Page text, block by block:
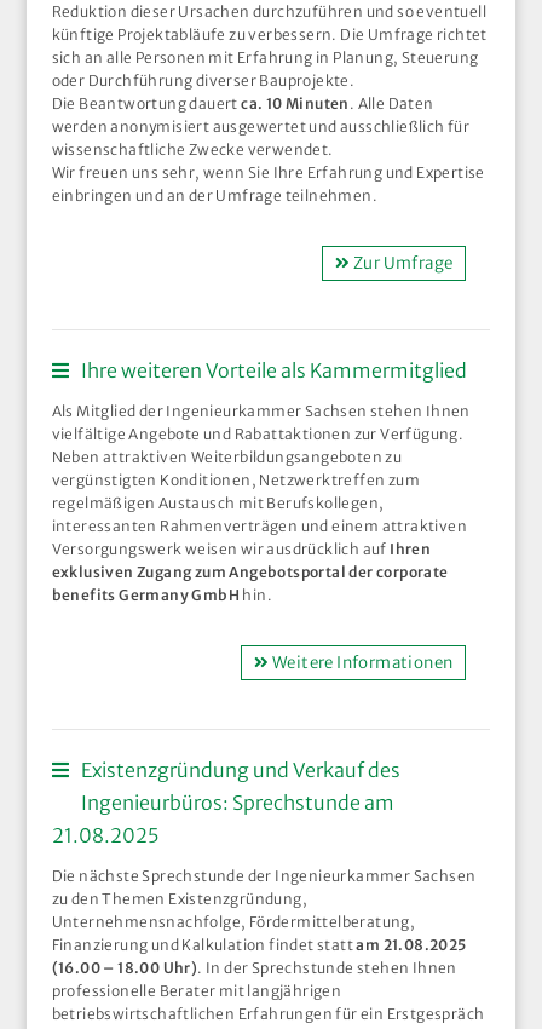
Reduktion dieser Ursachen durchzuführen und so eventuell
künftige Projektabläufe zu verbessern. Die Umfrage richtet
sich an alle Personen mit Erfahrung in Planung, Steuerung
oder Durchführung diverser Bauprojekte.
Die Beantwortung dauertca. 10 Minuten . Alle Daten
werden anonymisiert ausgewertet und ausschließlich für
wissenschaftliche Zwecke verwendet.
Wir freuen uns sehr, wenn Sie Ihre Erfahrung und Expertise
einbringen und an der Umfrage teilnehmen.
Zur Umfrage
Ihre weiteren Vorteile als Kammermitglied
Als Mitglied der Ingenieurkammer Sachsen stehen Ihnen
vielfältige Angebote und Rabattaktionen zur Verfügung.
Neben attraktiven Weiterbildungsangeboten zu
vergünstigten Konditionen, Netzwerktreffen zum
regelmäßigen Austausch mit Berufskollegen,
interessanten Rahmenverträgen und einem attraktiven
Versorgungswerk weisen wir ausdrücklich auf Ihren
exklusiven Zugang zum Angebotsportal der corporate
benefits Germany GmbH hin.
Weitere Informationen
Existenzgründung und Verkauf des
Ingenieurbüros: Sprechstunde am
21.08.2025
Die nächste Sprechstunde der Ingenieurkammer Sachsen
zu den Themen Existenzgründung,
Unternehmensnachfolge, Fördermittelberatung,
Finanzierung und Kalkulation findet stattam 21.08.2025
(16.00 – 18.00 Uhr). In der Sprechstunde stehen Ihnen
professionelle Berater mit langjährigen
betriebswirtschaftlichen Erfahrungen für ein Erstgespräch